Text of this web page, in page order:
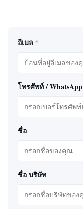
อีเมล *
โทรศัพท์ / WhatsApp
ชื่อ
ชื่อ บริษัท